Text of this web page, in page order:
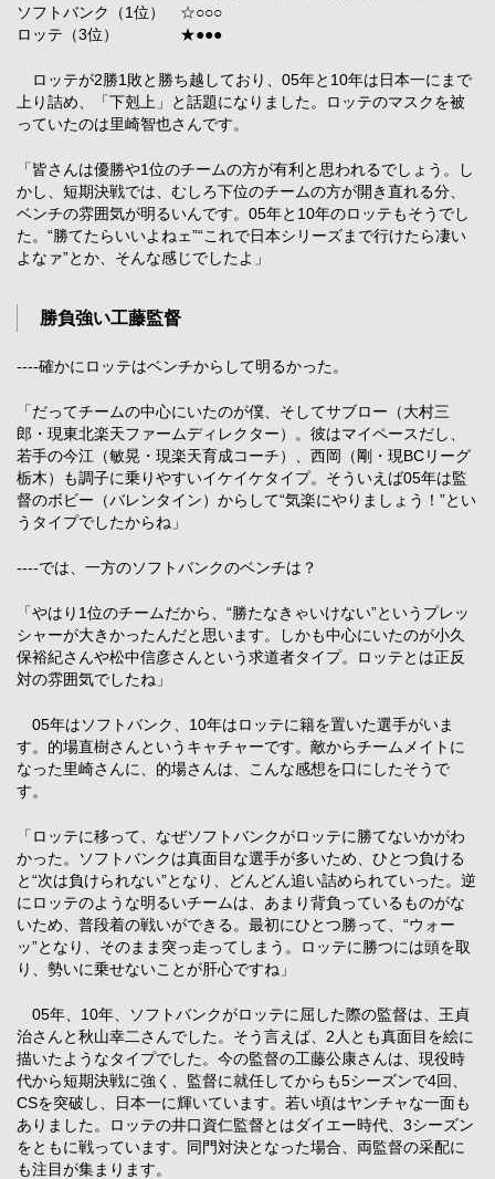
ソフトバンク（1位） ☆○○○
ロッテ（3位） ★●●●
ロッテが2勝1敗と勝ち越しており、05年と10年は日本一にまで
上り詰め、「下剋上」と話題になりました。ロッテのマスクを被
っていたのは里崎智也さんです。
「皆さんは優勝や1位のチームの方が有利と思われるでしょう。し
かし、短期決戦では、むしろ下位のチームの方が開き直れる分、
ベンチの雰囲気が明るいんです。05年と10年のロッテもそうでし
た。“勝てたらいいよねェ”“これで日本シリーズまで行けたら凄い
よなァ”とか、そんな感じでしたよ」
勝負強い工藤監督
----確かにロッテはベンチからして明るかった。
「だってチームの中心にいたのが僕、そしてサブロー（大村三
郎・現東北楽天ファームディレクター）。彼はマイペースだし、
若手の今江（敏晃・現楽天育成コーチ）、西岡（剛・現BCリーグ
栃木）も調子に乗りやすいイケイケタイプ。そういえば05年は監
督のボビー（バレンタイン）からして“気楽にやりましょう！”とい
うタイプでしたからね」
----では、一方のソフトバンクのベンチは？
「やはり1位のチームだから、“勝たなきゃいけない”というプレッ
シャーが大きかったんだと思います。しかも中心にいたのが小久
保裕紀さんや松中信彦さんという求道者タイプ。ロッテとは正反
対の雰囲気でしたね」
05年はソフトバンク、10年はロッテに籍を置いた選手がいま
す。的場直樹さんというキャチャーです。敵からチームメイトに
なった里崎さんに、的場さんは、こんな感想を口にしたそうで
す。
「ロッテに移って、なぜソフトバンクがロッテに勝てないかがわ
かった。ソフトバンクは真面目な選手が多いため、ひとつ負ける
と“次は負けられない”となり、どんどん追い詰められていった。逆
にロッテのような明るいチームは、あまり背負っているものがな
いため、普段着の戦いができる。最初にひとつ勝って、“ウォー
ッ”となり、そのまま突っ走ってしまう。ロッテに勝つには頭を取
り、勢いに乗せないことが肝心ですね」
05年、10年、ソフトバンクがロッテに屈した際の監督は、王貞
治さんと秋山幸二さんでした。そう言えば、2人とも真面目を絵に
描いたようなタイプでした。今の監督の工藤公康さんは、現役時
代から短期決戦に強く、監督に就任してからも5シーズンで4回、
CSを突破し、日本一に輝いています。若い頃はヤンチャな一面も
ありました。ロッテの井口資仁監督とはダイエー時代、3シーズン
をともに戦っています。同門対決となった場合、両監督の采配に
も注目が集まります。